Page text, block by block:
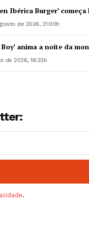
Ibérica Burger’ começa
de 2026, 21:00h
anima a noite da
de 2026, 16:23h
.